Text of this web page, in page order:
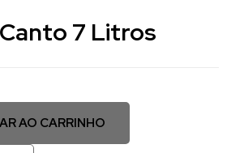
7 Litros
AO CARRINHO